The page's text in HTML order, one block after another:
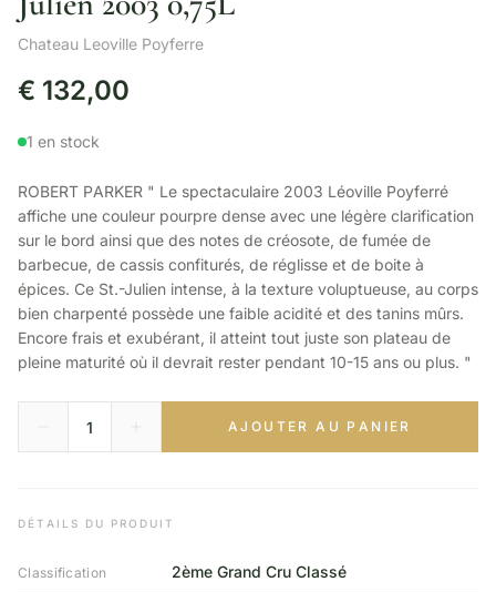
Chateau Leoville Poyferre
€ 132,00
1 en stock
ROBERT PARKER " Le spectaculaire 2003 Léoville Poyferré
affiche une couleur pourpre dense avec une légère clarification
sur le bord ainsi que des notes de créosote, de fumée de
barbecue, de cassis confiturés, de réglisse et de boite à
épices. Ce St.-Julien intense, à la texture voluptueuse, au corps
bien charpenté possède une faible acidité et des tanins mûrs.
Encore frais et exubérant, il atteint tout juste son plateau de
pleine maturité où il devrait rester pendant 10-15 ans ou plus. "
AJOUTER AU PANIER
DÉTAILS DU PRODUIT
Classification 2ème Grand Cru Classé